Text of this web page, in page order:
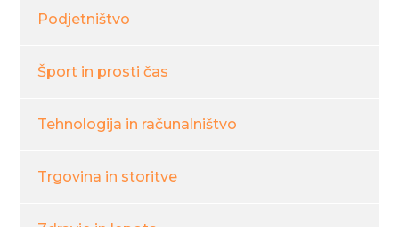
Podjetništvo
Šport in prosti čas
Tehnologija in računalništvo
Trgovina in storitve